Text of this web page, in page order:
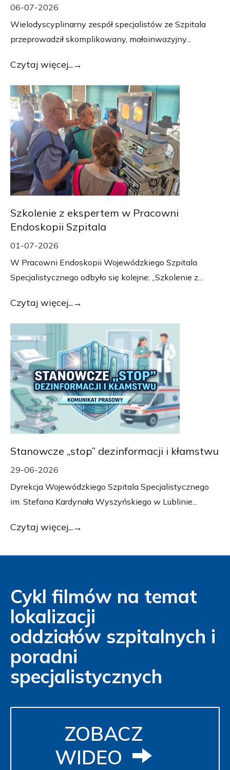
06-07-2026
Wielodyscyplinarny zespół specjalistów ze Szpitala
przeprowadził skomplikowany, małoinwazyjny...
Czytaj więcej...
Szkolenie z ekspertem w Pracowni
Endoskopii Szpitala
01-07-2026
W Pracowni Endoskopii Wojewódzkiego Szpitala
Specjalistycznego odbyło się kolejne: „Szkolenie z...
Czytaj więcej...
Stanowcze „stop” dezinformacji i kłamstwu
29-06-2026
Dyrekcja Wojewódzkiego Szpitala Specjalistycznego
im. Stefana Kardynała Wyszyńskiego w Lublinie...
Czytaj więcej...
Cykl filmów na temat
lokalizacji
oddziałów szpitalnych i
poradni
specjalistycznych
ZOBACZ
WIDEO